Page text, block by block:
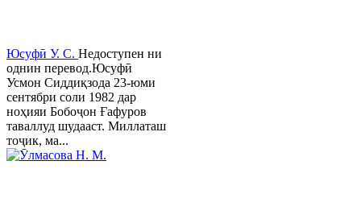
Юсуфӣ У. C. Недоступен ни
однин перевод.Юсуфӣ
Усмон Сиддиқзода 23-юми
сентябри соли 1982 дар
ноҳияи Бобоҷон Ғафуров
таваллуд шудааст. Миллаташ
тоҷик, ма...